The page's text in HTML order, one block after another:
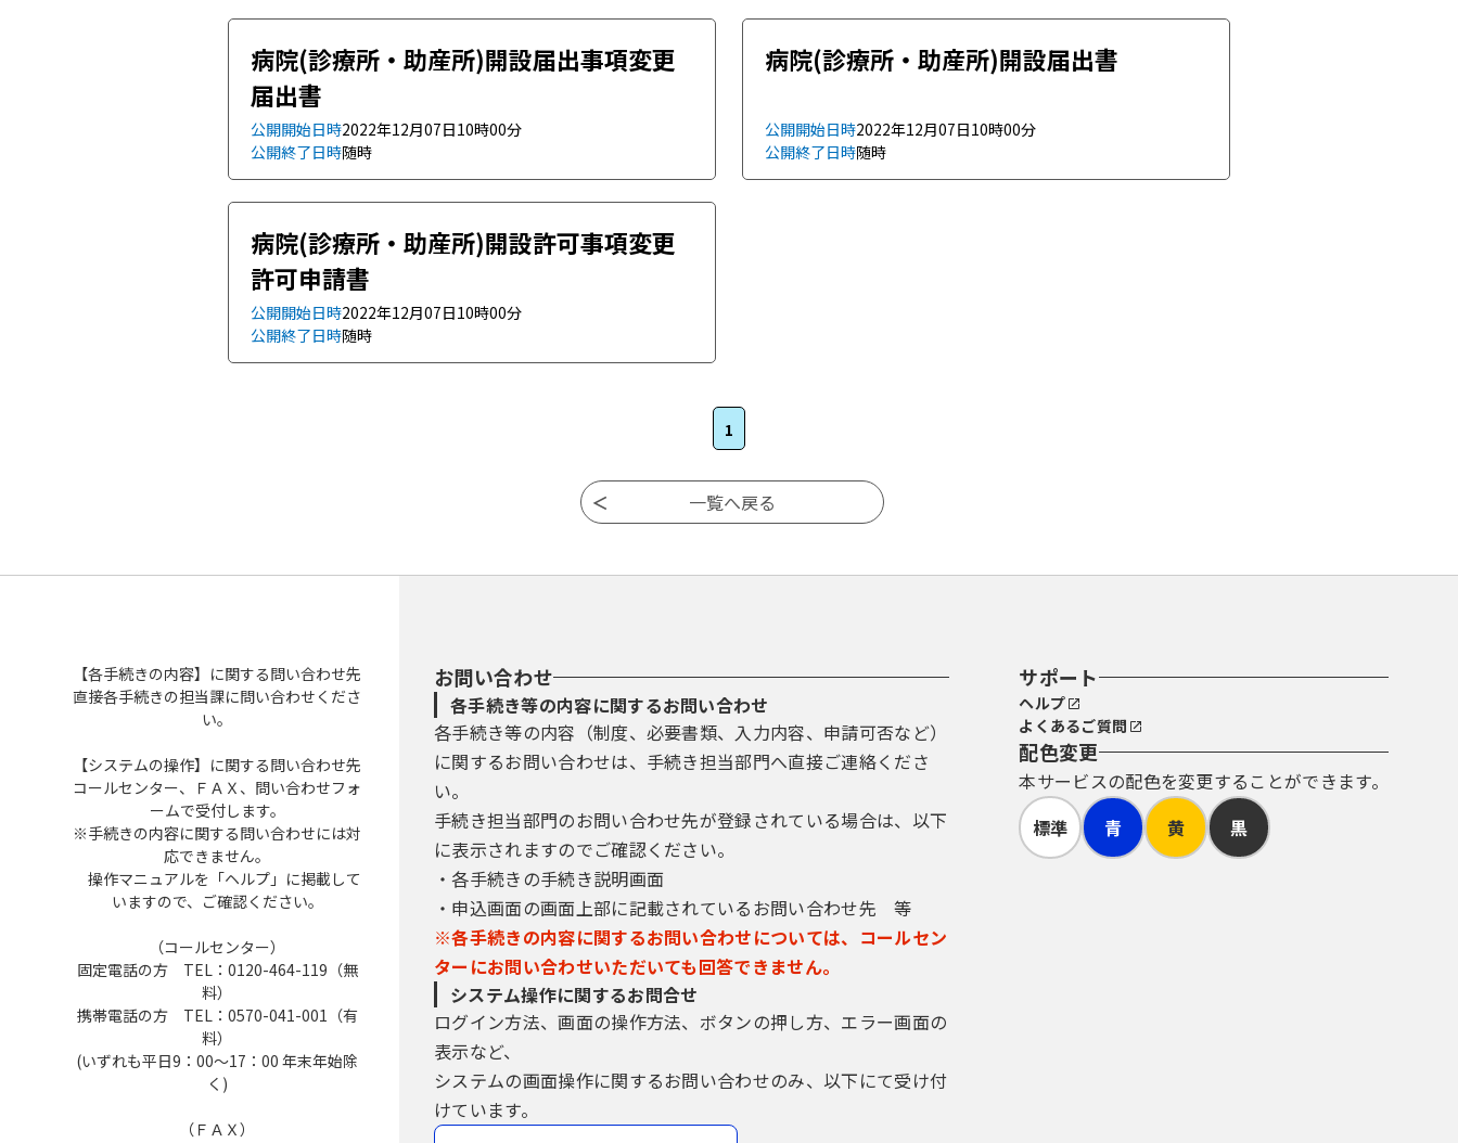
病院(診療所・助産所)開設届出事項変更
届出書
公開開始日時2022年12月07日10時00分
公開終了日時随時
病院(診療所・助産所)開設届出書
公開開始日時2022年12月07日10時00分
公開終了日時随時
病院(診療所・助産所)開設許可事項変更
許可申請書
公開開始日時2022年12月07日10時00分
公開終了日時随時
1
【各手続きの内容】に関する問い合わせ先
直接各手続きの担当課に問い合わせくださ
い。
【システムの操作】に関する問い合わせ先
コールセンター、ＦＡＸ、問い合わせフォ
ームで受付します。
※手続きの内容に関する問い合わせには対
応できません。
操作マニュアルを「ヘルプ」に掲載して
いますので、ご確認ください。
（コールセンター）
固定電話の方 TEL：0120-464-119（無
料）
携帯電話の方 TEL：0570-041-001（有
料）
(いずれも平日9：00～17：00 年末年始除
く)
（ＦＡＸ）
お問い合わせ
各手続き等の内容に関するお問い合わせ
各手続き等の内容（制度、必要書類、入力内容、申請可否など）
に関するお問い合わせは、手続き担当部門へ直接ご連絡くださ
い。
手続き担当部門のお問い合わせ先が登録されている場合は、以下
に表示されますのでご確認ください。
・各手続きの手続き説明画面
・申込画面の画面上部に記載されているお問い合わせ先 等
※各手続きの内容に関するお問い合わせについては、コールセン
ターにお問い合わせいただいても回答できません。
システム操作に関するお問合せ
ログイン方法、画面の操作方法、ボタンの押し方、エラー画面の
表示など、
システムの画面操作に関するお問い合わせのみ、以下にて受け付
けています。
サポート
ヘルプ
よくあるご質問
配色変更
本サービスの配色を変更することができます。
標準
青 黄 黒